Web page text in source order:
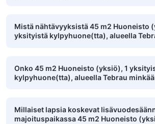
Mistä nähtävyyksistä 45 m2 Huoneisto
yksityistä kylpyhuone(tta), alueella
Onko 45 m2 Huoneisto (yksiö), 1
kylpyhuone(tta), alueella Tebrau
Millaiset lapsia koskevat
majoituspaikassa 45 m2 Huoneisto